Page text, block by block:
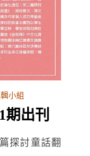
小組
期出刊
探討童話翻